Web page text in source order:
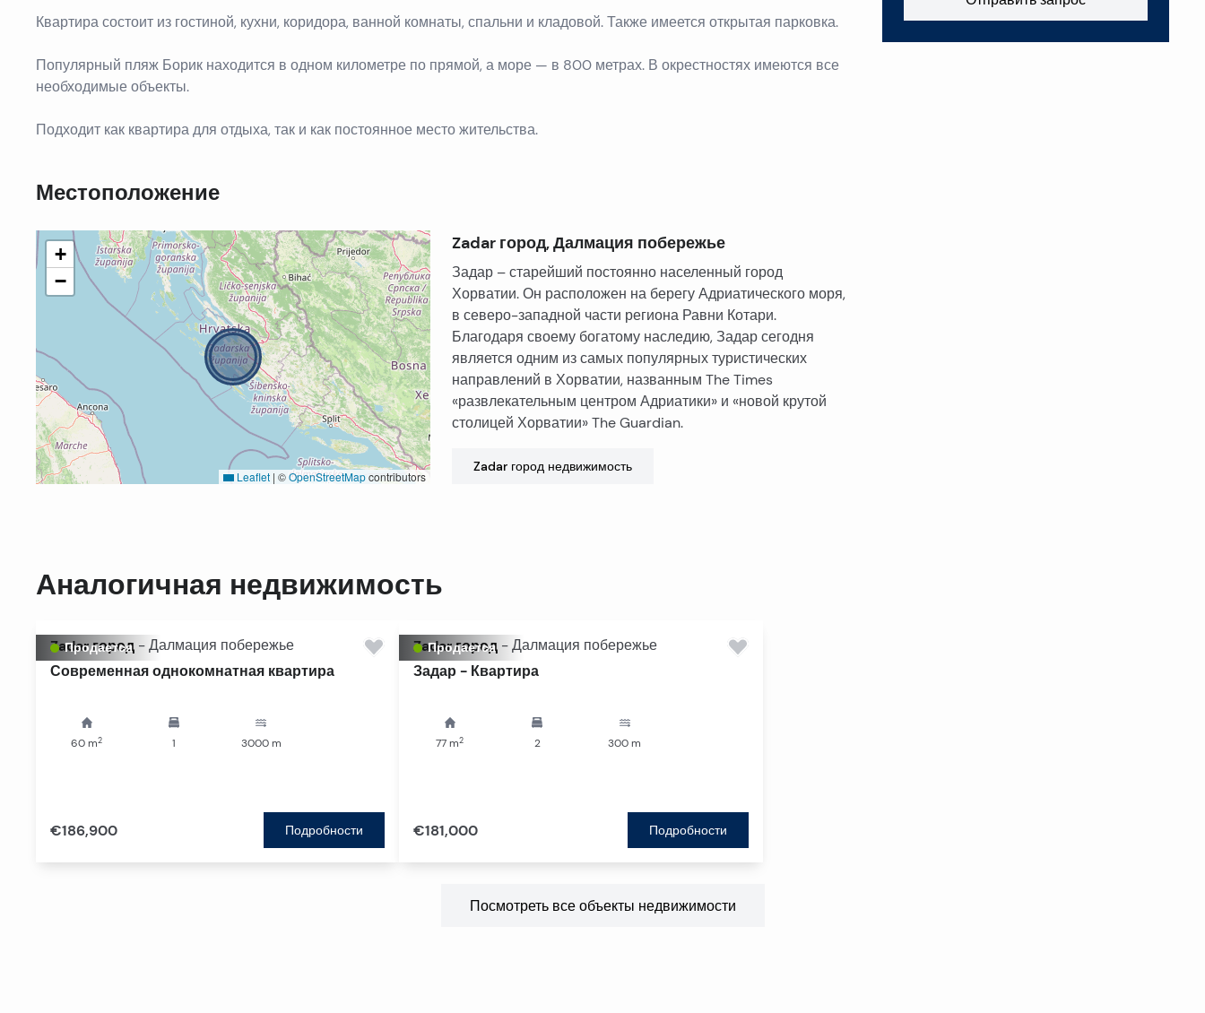
Квартира состоит из гостиной, кухни, коридора, ванной комнаты, спальни и кладовой. Также имеется открытая парковка.
Популярный пляж Борик находится в одном километре по прямой, а море — в 800 метрах. В окрестностях имеются все
необходимые объекты.
Подходит как квартира для отдыха, так и как постоянное место жительства.
Местоположение
+
−
Leaflet | ©OpenStreetMapcontributors
Zadar город, Далмация побережье
Задар – старейший постоянно населенный город
Хорватии. Он расположен на берегу Адриатического моря,
в северо-западной части региона Равни Котари.
Благодаря своему богатому наследию, Задар сегодня
является одним из самых популярных туристических
направлений в Хорватии, названным The Times
«развлекательным центром Адриатики» и «новой крутой
столицей Хорватии» The Guardian.
Zadar город недвижимость
Аналогичная недвижимость
Продается
Zadar город - Далмация побережье
Современная однокомнатная квартира
60 m2 1 3000m
€186,900 Подробности
Продается
Zadar город - Далмация побережье
Задар - Квартира
77 m2 2 300 m
€181,000 Подробности
Посмотреть все объекты недвижимости